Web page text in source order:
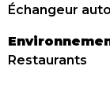
Échangeur
Restaurants